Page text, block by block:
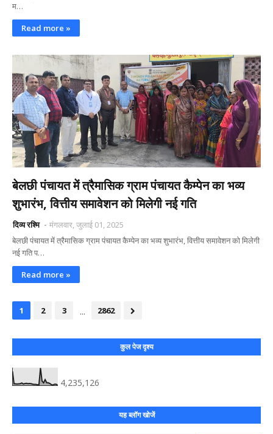
म…
Read more »
बेलछी पंचायत में त्रैमासिक ग्राम पंचायत कैम्पेन का भव्य
शुभारंभ, वित्तीय समावेशन को मिलेगी नई गति
दिव्य रश्मि
मंगलवार, जुलाई 01, 2025
बेलछी पंचायत में त्रैमासिक ग्राम पंचायत कैम्पेन का भव्य शुभारंभ, वित्तीय समावेशन को मिलेगी
नई गति प…
Read more »
1 2 3 ... 2862
कुल पेज दृश्य
4,235,126
यह ब्लॉग खोजें